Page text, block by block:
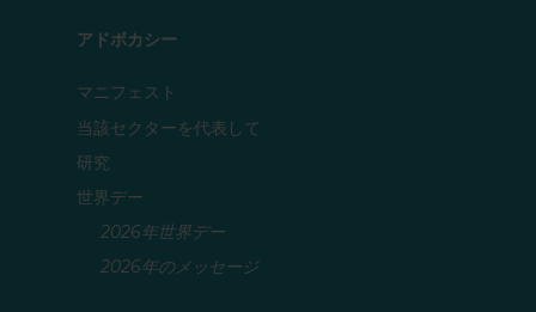
アドボカシー
マニフェスト
当該セクターを代表して
研究
世界デー
2026年世界デー
2026年のメッセージ